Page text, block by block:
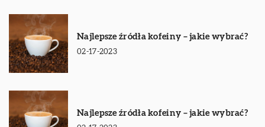
Najlepsze źródła kofeiny – jakie wybrać?
02-17-2023
Najlepsze źródła kofeiny – jakie wybrać?